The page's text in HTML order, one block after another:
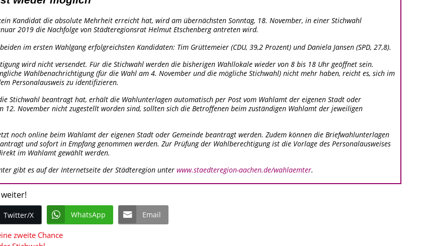
Kandidat die absolute Mehrheit erreicht hat, wird am übernächsten Sonntag, 18. November, in einer Stichwahl
2019 die Nachfolge von Städteregionsrat Helmut Etschenberg antreten wird.
im ersten Wahlgang erfolgreichsten Kandidaten: Tim Grüttemeier (CDU, 39,2 Prozent) und Daniela Jansen (SPD, 27,8).
wird nicht versendet. Für die Stichwahl werden die bisherigen Wahllokale wieder von 8 bis 18 Uhr geöffnet sein.
Wahlbenachrichtigung (für die Wahl am 4. November und die mögliche Stichwahl) nicht mehr haben, reicht es, sich im
Personalausweis zu identifizieren.
Stichwahl beantragt hat, erhält die Wahlunterlagen automatisch per Post vom Wahlamt der eigenen Stadt oder
12. November nicht zugestellt worden sind, sollten sich die Betroffenen beim zuständigen Wahlamt der jeweiligen
noch online beim Wahlamt der eigenen Stadt oder Gemeinde beantragt werden. Zudem können die Briefwahlunterlagen
und sofort in Empfang genommen werden. Zur Prüfung der Wahlberechtigung ist die Vorlage des Personalausweises
im Wahlamt gewählt werden.
gibt es auf der Internetseite der Städteregion unter www.staedteregion-aachen.de/wahlaemter.
Twitter/X WhatsApp Email
zweite Chance